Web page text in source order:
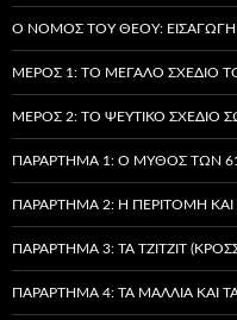
Ο ΝΌΜΟΣ ΤΟΥ ΘΕΟΎ: ΕΙΣΑΓΩΓΉ
ΜΈΡΟΣ 1: ΤΟ ΜΕΓΆΛΟ ΣΧΈΔΙΟ
ΜΈΡΟΣ 2: ΤΟ ΨΕΎΤΙΚΟ ΣΧΈΔΙΟ
ΠΑΡΆΡΤΗΜΑ 1: Ο ΜΎΘΟΣ ΤΩΝ
ΠΑΡΆΡΤΗΜΑ 2: Η ΠΕΡΙΤΟΜΉ ΚΑΙ
ΠΑΡΆΡΤΗΜΑ 3: ΤΑ TZITZIT
ΠΑΡΆΡΤΗΜΑ 4: ΤΑ ΜΑΛΛΙΆ ΚΑΙ